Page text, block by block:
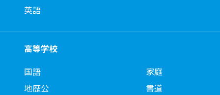
英語
高等学校
国語
地歴公
家庭
書道